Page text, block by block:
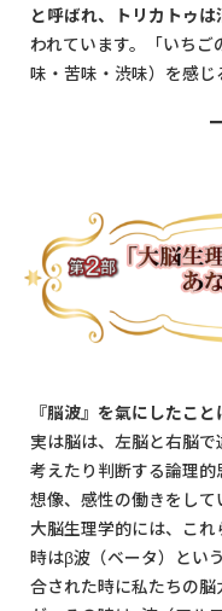
と呼ばれ、トリカトゥ
われています。「いち
味・苦味・渋味）を感じ
『脳波』を氣にしたこ
実は脳は、左脳と右脳で
考えたり判断する論理
想像、感性の働きをして
大脳生理学的には、こ
時はβ波（ベータ）とい
合された時に私たちの